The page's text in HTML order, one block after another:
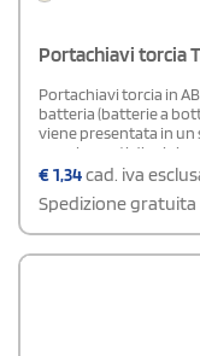
Portachiavi torcia
Portachiavi torcia in
batteria (batterie a
viene presentata in un
con elementi di
prime naturali e ridurre
€1,34cad. iva
Spedizione gratuita